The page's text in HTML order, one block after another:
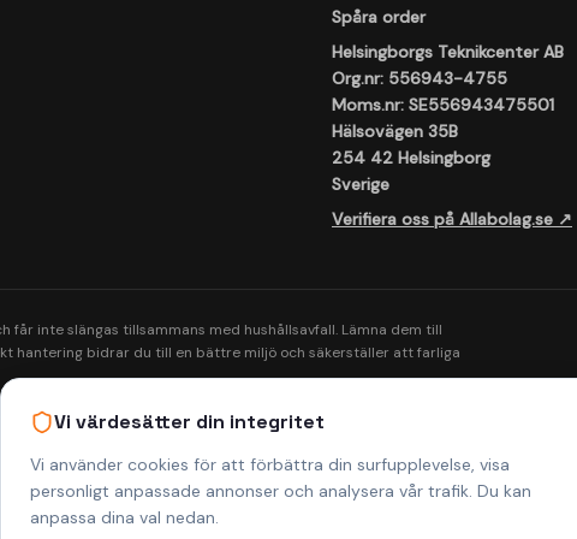
Vi värdesätter din integritet
Vi använder cookies för att förbättra din surfupplevelse, visa
personligt anpassade annonser och analysera vår trafik. Du kan
anpassa dina val nedan.
Spåra order
Helsingborgs Teknikcenter AB
Org.nr: 556943-4755
Moms.nr: SE556943475501
Hälsovägen 35B
254 42 Helsingborg
Sverige
Verifiera oss på Allabolag.se ↗
inte slängas tillsammans med hushållsavfall. Lämna dem till
hantering bidrar du till en bättre miljö och säkerställer att farliga